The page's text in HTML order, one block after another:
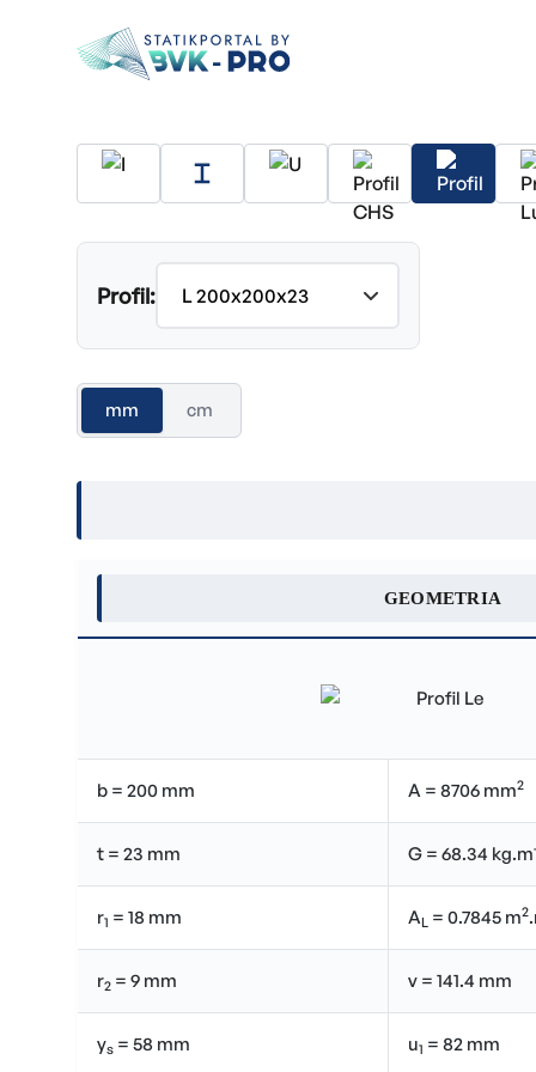
Profil:
mm cm
GEOMETRIA
b = 200 mm A = 8706 mm2
t = 23 mm G = 68.34 kg.m
r1 = 18 mm AL = 0.7845 m2
r2 = 9 mm v = 141.4 mm
ys = 58 mm u1 = 82 mm